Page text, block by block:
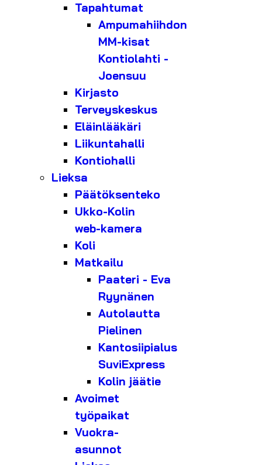
Tapahtumat
Ampumahiihdon
MM-kisat
Kontiolahti -
Joensuu
Kirjasto
Terveyskeskus
Eläinlääkäri
Liikuntahalli
Kontiohalli
Lieksa
Päätöksenteko
Ukko-Kolin
web-kamera
Koli
Matkailu
Paateri - Eva
Ryynänen
Autolautta
Pielinen
Kantosiipialus
SuviExpress
Kolin jäätie
Avoimet
työpaikat
Vuokra-
asunnot